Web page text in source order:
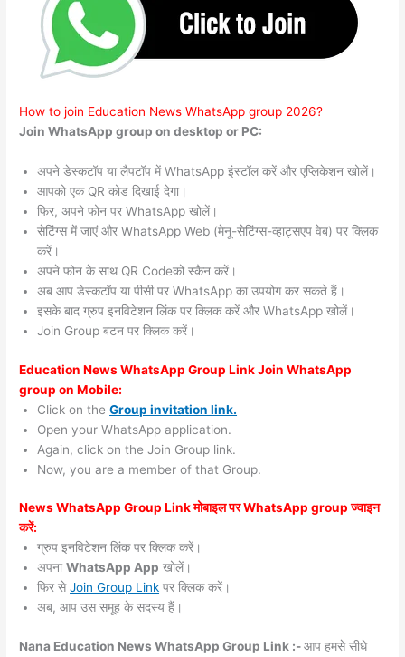
How to join Education News WhatsApp group 2026?
Join WhatsApp group on desktop or PC:
अपने डेस्कटॉप या लैपटॉप में WhatsApp इंस्टॉल करें और एप्लिकेशन खोलें।
आपको एक QR कोड दिखाई देगा।
फिर, अपने फोन पर WhatsApp खोलें।
सेटिंग्स में जाएं और WhatsApp Web (मेनू-सेटिंग्स-व्हाट्सएप वेब) पर क्लिक
करें।
अपने फोन के साथ QR Codeको स्कैन करें।
अब आप डेस्कटॉप या पीसी पर WhatsApp का उपयोग कर सकते हैं।
इसके बाद ग्रुप इनविटेशन लिंक पर क्लिक करें और WhatsApp खोलें।
Join Group बटन पर क्लिक करें।
Education News WhatsApp Group Link Join WhatsApp
group on Mobile:
Click on theGroup invitation link.
Open your WhatsApp application.
Again, click on the Join Group link.
Now, you are a member of that Group.
News WhatsApp Group Link मोबाइल पर WhatsApp group ज्वाइन
करें:
ग्रुप इनविटेशन लिंक पर क्लिक करें।
अपनाWhatsApp App खोलें।
फिर सेJoin Group Link पर क्लिक करें।
अब, आप उस समूह के सदस्य हैं।
Nana Education News WhatsApp Group Link :-आप हमसे सीधे